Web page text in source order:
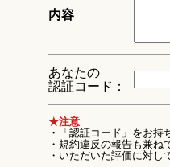
内容
あなたの
認証コード：
★注意
・「認証コード」をお持
・規約違反の報告も兼
・いただいた評価に対し